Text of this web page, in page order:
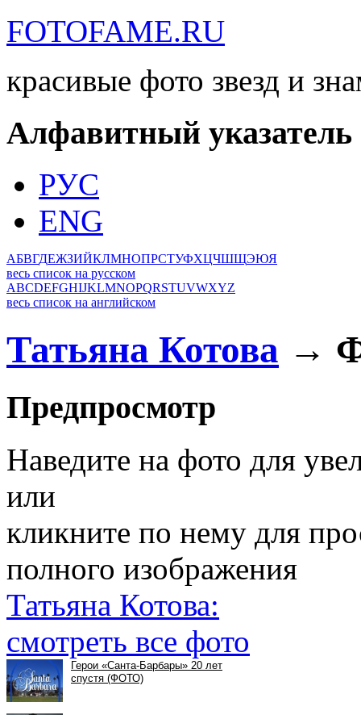
FOTOFAME.RU
красивые фото звезд и
Алфавитный указатель
РУС
ENG
АБВГДЕЖЗИЙКЛМНОПРСТУФХЦЧШЩЭЮЯ
весь список на русском
ABCDEFGHIJKLMNOPQRSTUVWXYZ
весь список на английском
Татьяна Котова →
Предпросмотр
Наведите на фото для
или
кликните по нему для
полного изображения
Татьяна Котова:
смотреть все фото